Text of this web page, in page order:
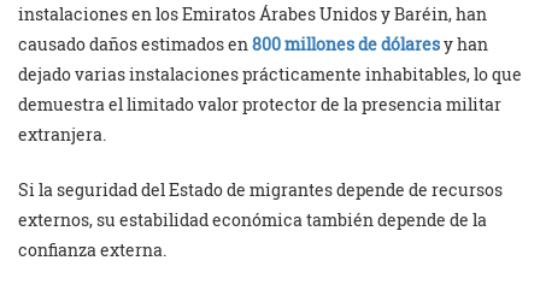
instalaciones en los Emiratos Árabes Unidos y Baréin, han
causado daños estimados en800 millones de dólaresy han
dejado varias instalaciones prácticamente inhabitables, lo que
demuestra el limitado valor protector de la presencia militar
extranjera.
Si la seguridad del Estado de migrantes depende de recursos
externos, su estabilidad económica también depende de la
confianza externa.